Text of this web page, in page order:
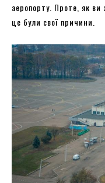
аеропорту. Проте, як ви
це були свої причини.